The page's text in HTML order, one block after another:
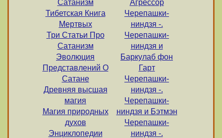
Сатанизм
Тибетская Книга
Мертвых
Три Статьи Про
Сатанизм
Эволюция
Представлений О
Сатане
Древняя высшая
магия
Магия природных
духов
Энциклопедии
Агрессор
Черепашки-
ниндзя -.
Черепашки-
ниндзя и
Баркулаб фон
Гарт
Черепашки-
ниндзя -.
Черепашки-
ниндзя и Бэтмэн
Черепашки-
ниндзя -.